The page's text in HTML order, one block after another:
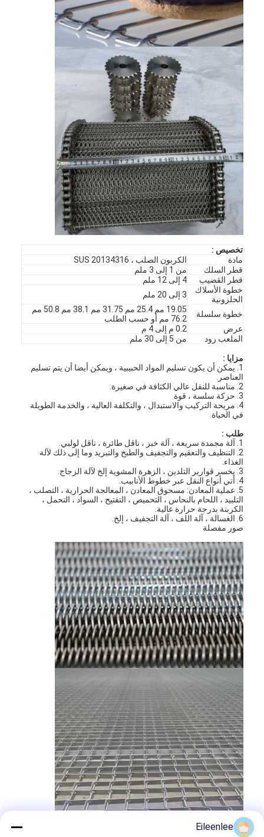
المنتجات
حول بنا
جولة في المعمل
ضبط الجودة
اتصل بنا
أخبار
حزام شبكي من الستانلس ستيل
شبكة الأسلاك الحلزونية
شبكة سلكية درجة حرارة عالية
حزام شبكة الغذاء
حزام النقل على شكل قرص العسل
لوحة سلسلة ناقل
حزام شبكي للطاقة الشمسية الكهروضوئية
حزام شبكة سلسلة
حزام الفريزر الحلزوني
سيور نقل الفرن
تخصيص :
مادة
الكربون الصلب ، SUS 20134316
قطر السلك
من 1 إلى 3 ملم
قطر القضيب
4 إلى 12 ملم
خطوة الأسلاك
الحلزونية
3 إلى 20 ملم
خطوة سلسلة
19.05 مم 25.4 مم 31.75 مم 38.1 مم 50.8 مم
76.2 مم أو حسب الطلب
عرض
0.2 م إلى 4 م
الملعب رود
من 5 إلى 30 ملم
مزايا :
1. يمكن أن يكون تسليم المواد الحبيبية ، ويمكن أيضا أن يتم تسليم
العناصر.
2. مناسبة للنقل عالي الكثافة في صغيرة.
3. حركة سلسة ، قوة
4. مريحة التركيب والاستبدال ، والتكلفة العالية ، والخدمة الطويلة
في الحياة.
طلب :
1. آلة مجمدة سريعة ، آلة خبز ، ناقل طائرة ، ناقل لولبي.
2. التنظيف والتعقيم والتجفيف والطبخ والتبريد وما إلى ذلك لآلة
الغذاء.
3. يخسر قوارير التلدين ، الزهرة المشوية إلخ لآلة الزجاج.
4. أتي أنواع النقل عبر خطوط الأنابيب.
5. عملية المعادن: مسحوق المعادن ، المعالجة الحرارية ، التصلب ،
التلبيد ، اللحام بالنحاس ، التحميص ، التفتيح ، السواد ، التحمل ،
الكربنة بدرجة حرارة عالية.
6. الغسالة ، آلة اللف ، آلة التجفيف ، إلخ.
صور مفصلة
Eileenlee